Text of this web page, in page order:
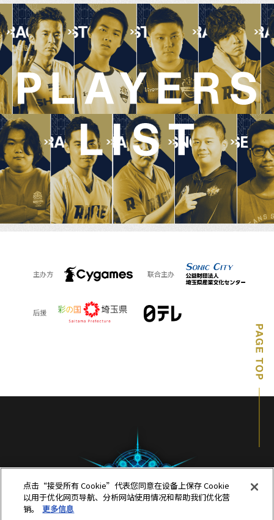
主办方 联合主办
后援
点击“接受所有 Cookie”代表您同意在设备上保存 Cookie
以用于优化网页导航、分析网站使用情况和帮助我们优化营
销。
更多信息